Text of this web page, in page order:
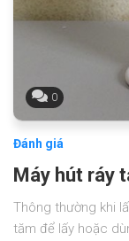
0
Đánh giá
Máy hút ráy
Thông thường khi
tăm để lấy hoặc